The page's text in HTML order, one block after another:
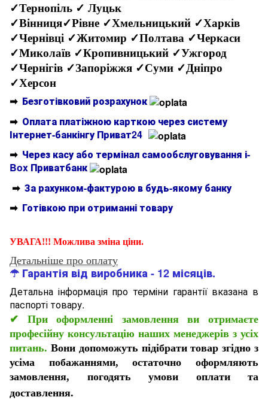
✓Тернопіль ✓ Луцьк
✓Вінниця✓Рівне ✓Хмельницький ✓Харків
✓Чернівці ✓Житомир ✓Полтава ✓Черкаси
✓Миколаїв ✓Кропивницький ✓Ужгород
✓Чернігів ✓Запоріжжя ✓Суми ✓Дніпро
✓Херсон
➡ Безготівковий розрахунок
➡ Оплата платіжною карткою через систему
Інтернет-банкінгу Приват24
➡ Через касу або термінал самообслуговування і-
Box Приватбанк
➡ За рахунком-фактурою в будь-якому банку
➡ Готівкою при отриманні товару
УВАГА!!! Можлива зміна ціни.
Детальніше про оплату
☂ Гарантія від виробника - 12 місяців.
Детальна інформація про терміни гарантії вказана в
паспорті товару.
✔ При оформленні замовлення ви отримаєте
професійну консультацію наших менеджерів з усіх
питань. Вони допоможуть підібрати товар згідно з
усіма побажаннями, остаточно оформляють
замовлення, погодять умови оплати та
доставлення.